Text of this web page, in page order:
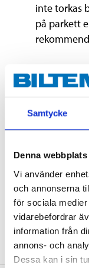
Samtycke
Denna
Vi använder
och annonserna
för sociala
vidarebefordrar
information från
annons- och
Dessa kan i sin
inte torkas
på parkett
Teknisk
Material
Längd
Bredd
Tjocklek
Vikt